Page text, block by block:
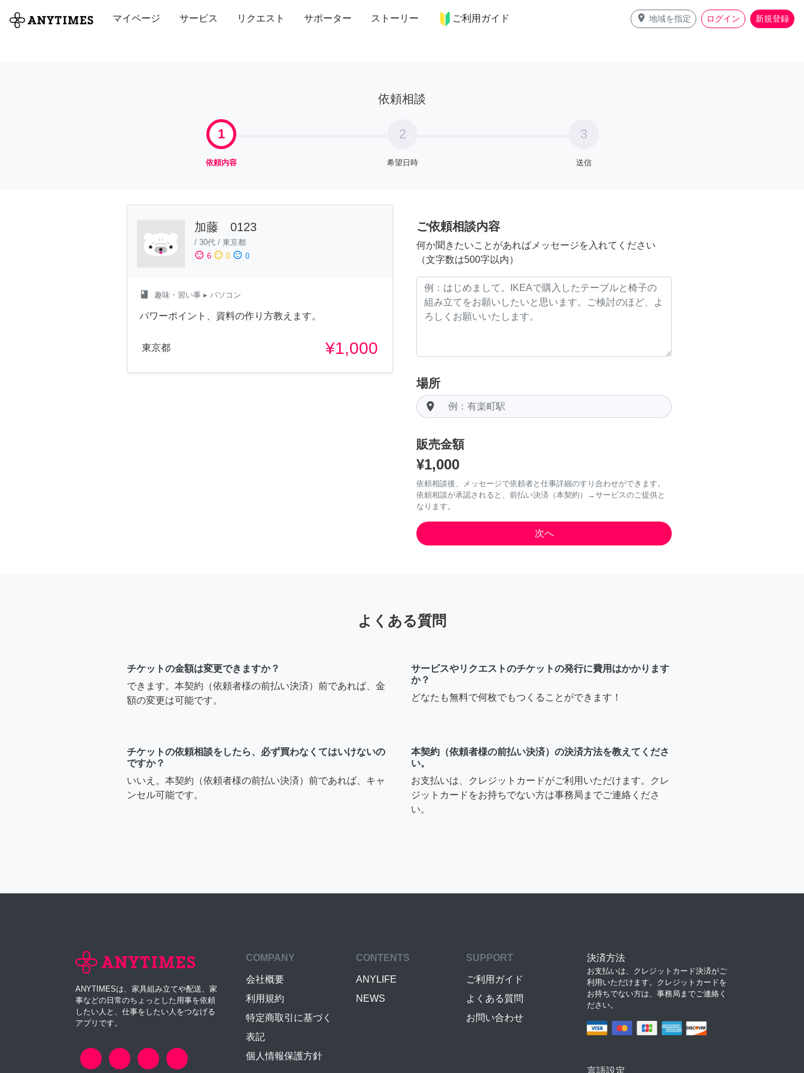
マイページ サービス リクエスト サポーター ストーリー ご利用ガイド place 地域を指定 ログイン 新規登録
全て 修理・組立 家事 引っ越し インテリア 趣味・習い事 ペット 料理
依頼相談
1
依頼内容
2
希望日時
3
送信
加藤 0123
/ 30代 / 東京都
sentiment_satisfied 6 sentiment_neutral 0 sentiment_dissatisfied 0
class 趣味・習い事 ▸ パソコン
パワーポイント、資料の作り方教えます。
東京都 ¥1,000
ご依頼相談内容
何か聞きたいことがあればメッセージを入れてください
（文字数は500字以内）
場所
room
販売金額
¥1,000
依頼相談後、メッセージで依頼者と仕事詳細のすり合わせができます。
依頼相談が承認されると、前払い決済（本契約）→サービスのご提供と
なります。
よくある質問
チケットの金額は変更できますか？
できます。本契約（依頼者様の前払い決済）前であれば、金
額の変更は可能です。
サービスやリクエストのチケットの発行に費用はかかります
か？
どなたも無料で何枚でもつくることができます！
チケットの依頼相談をしたら、必ず買わなくてはいけないの
ですか？
いいえ。本契約（依頼者様の前払い決済）前であれば、キャ
ンセル可能です。
本契約（依頼者様の前払い決済）の決済方法を教えてくださ
い。
お支払いは、クレジットカードがご利用いただけます。クレ
ジットカードをお持ちでない方は事務局までご連絡くださ
い。
ANYTIMESは、家具組み立てや配送、家
事などの日常のちょっとした用事を依頼
したい人と、仕事をしたい人をつなげる
アプリです。
COMPANY
会社概要
利用規約
特定商取引に基づく
表記
個人情報保護方針
CONTENTS
ANYLIFE
NEWS
SUPPORT
ご利用ガイド
よくある質問
お問い合わせ
決済方法
お支払いは、クレジットカード決済がご
利用いただけます。クレジットカードを
お持ちでない方は、事務局までご連絡く
ださい。
言語設定